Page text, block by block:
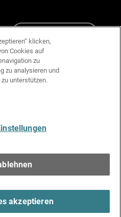
klicken,
Cookies auf
zu
zu analysieren und
unterstützen.
akzeptieren